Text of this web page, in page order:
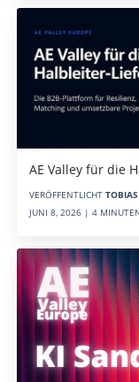
AE Valley für die
VERÖFFENTLICHT
JUNI 8, 2026 | 4